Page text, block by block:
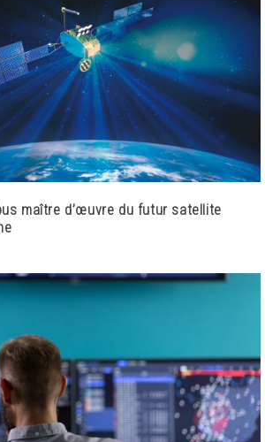
maître d’œuvre du futur satellite